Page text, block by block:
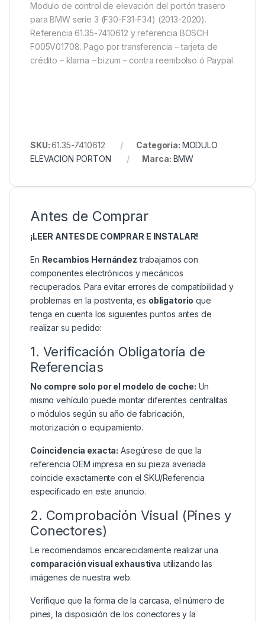
Modulo de control de elevación del portón trasero
para BMW serie 3 (F30-F31-F34) (2013-2020).
Referencia 61.35-7410612 y referencia BOSCH
F005V01708. Pago por transferencia – tarjeta de
crédito – klarna – bizum – contra reembolso ó Paypal.
SKU:61.35-7410612 Categoría: MODULO
ELEVACION PORTON
Marca: BMW
Antes de Comprar
¡LEER ANTES DE COMPRAR E INSTALAR!
En Recambios Hernández trabajamos con
componentes electrónicos y mecánicos
recuperados. Para evitar errores de compatibilidad y
problemas en la postventa, es obligatorio que
tenga en cuenta los siguientes puntos antes de
realizar su pedido:
1. Verificación Obligatoria de
Referencias
No compre solo por el modelo de coche: Un
mismo vehículo puede montar diferentes centralitas
o módulos según su año de fabricación,
motorización o equipamiento.
Coincidencia exacta: Asegúrese de que la
referencia OEM impresa en su pieza averiada
coincide exactamente con el SKU/Referencia
especificado en este anuncio.
2. Comprobación Visual (Pines y
Conectores)
Le recomendamos encarecidamente realizar una
comparación visual exhaustiva utilizando las
imágenes de nuestra web.
Verifique que la forma de la carcasa, el número de
pines, la disposición de los conectores y la